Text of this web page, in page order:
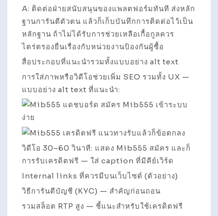
A: ติดต่อฝ่ายสนับสนุนของแพลตฟอร์มทันที ส่งหลัก
ฐานการันตีตัวตน แล้วก็เก็บบันทึกการติดต่อไว้เป็น
หลักฐาน ถ้าไม่ได้รับการช่วยเหลือเกื้อกูลควร
ไตร่ตรองยื่นเรื่องกับหน่วยงานป้องกันผู้ซื้อ
สื่อประกอบที่แนะนำรวมทั้งแบบอย่าง alt text
การใส่ภาพหรือวิดีโอช่วยเพิ่ม SEO รวมทั้ง UX —
แบบอย่าง alt text ที่แนะนำ:
วิดีโอ 30–60 วินาที: แสดง Mib555 สมัคร และก็
การรับเครดิตฟรี — ใส่ caption ที่มีคีย์เวิร์ด
Internal links ที่ควรมีบนเว็บไซต์ (ตัวอย่าง)
วิธีการันตีบัญชี (KYC) — สำคัญก่อนถอน
รวมสล็อต RTP สูง — ชี้แนะสำหรับใช้เครดิตฟรี